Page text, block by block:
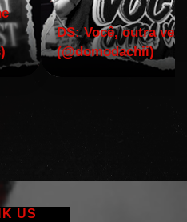
DS: Você, outra vez!
(@domodachii)
US